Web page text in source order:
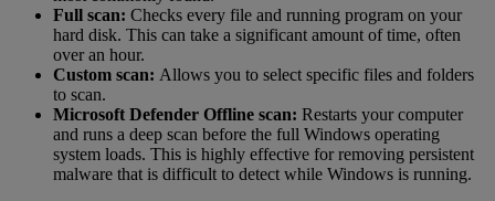
Full scan: Checks every file and running program on your
hard disk. This can take a significant amount of time, often
over an hour.
Custom scan: Allows you to select specific files and folders
to scan.
Microsoft Defender Offline scan: Restarts your computer
and runs a deep scan before the full Windows operating
system loads. This is highly effective for removing persistent
malware that is difficult to detect while Windows is running.